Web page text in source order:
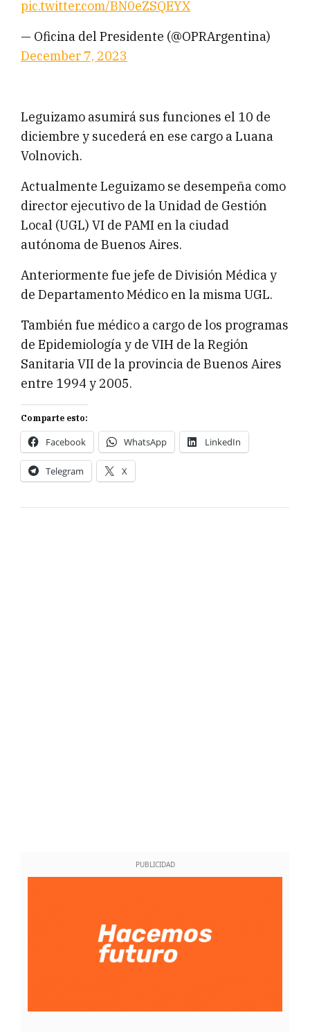
pic.twitter.com/BN0eZSQEYX
— Oficina del Presidente (@OPRArgentina)
December 7, 2023
Leguizamo asumirá sus funciones el 10 de
diciembre y sucederá en ese cargo a Luana
Volnovich.
Actualmente Leguizamo se desempeña como
director ejecutivo de la Unidad de Gestión
Local (UGL) VI de PAMI en la ciudad
autónoma de Buenos Aires.
Anteriormente fue jefe de División Médica y
de Departamento Médico en la misma UGL.
También fue médico a cargo de los programas
de Epidemiología y de VIH de la Región
Sanitaria VII de la provincia de Buenos Aires
entre 1994 y 2005.
Comparte esto:
Facebook WhatsApp LinkedIn
Telegram X